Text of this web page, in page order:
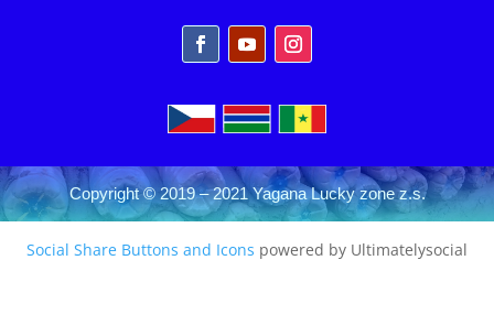
Copyright © 2019 – 2021 Yagana Lucky zone z.s.
Social Share Buttons and Icons powered by Ultimatelysocial